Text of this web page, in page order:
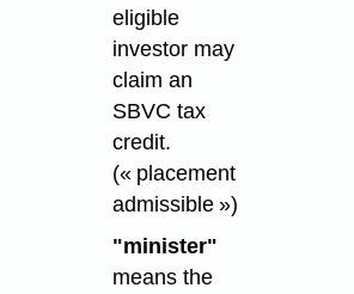
eligible
investor may
claim an
SBVC tax
credit.
(« placement
admissible »)
"minister"
means the